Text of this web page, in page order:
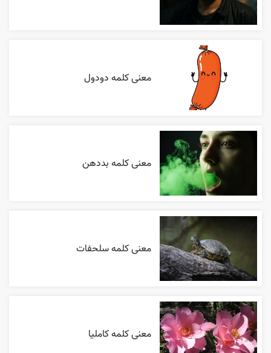
معنی کلمه دودول
معنی کلمه بددهن
معنی کلمه سلحفات
معنی کلمه کاملیا